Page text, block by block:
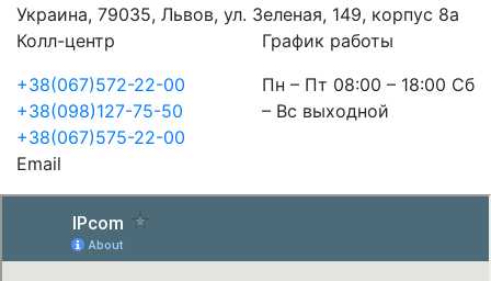
Украина, 79035, Львов, ул. Зеленая, 149, корпус 8а
Колл-центр
+38(067)572-22-00
+38(098)127-75-50
+38(067)575-22-00
График работы
Пн – Пт 08:00 – 18:00 Сб
– Вс выходной
Email